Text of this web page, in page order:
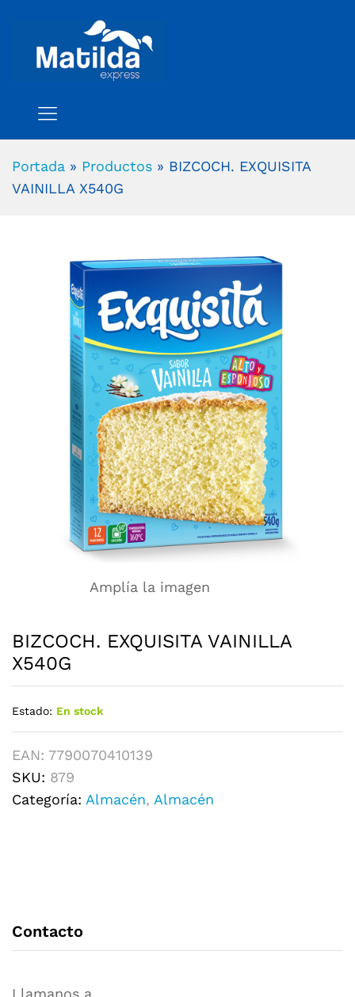
Portada » Productos » BIZCOCH. EXQUISITA
VAINILLA X540G
Amplía la imagen
BIZCOCH. EXQUISITA VAINILLA
X540G
Estado: En stock
EAN: 7790070410139
SKU: 879
Categoría: Almacén, Almacén
Contacto
Llamanos a